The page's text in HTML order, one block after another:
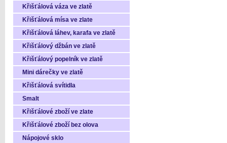
Křišťálová váza ve zlatě
Křišťálová mísa ve zlate
Křišťálová láhev, karafa ve zlatě
Křišťálový džbán ve zlatě
Křišťálový popelník ve zlatě
Mini dárečky ve zlatě
Křišťálová svítidla
Smalt
Křišťálové zboží ve zlate
Křišťálové zboží bez olova
Nápojové sklo